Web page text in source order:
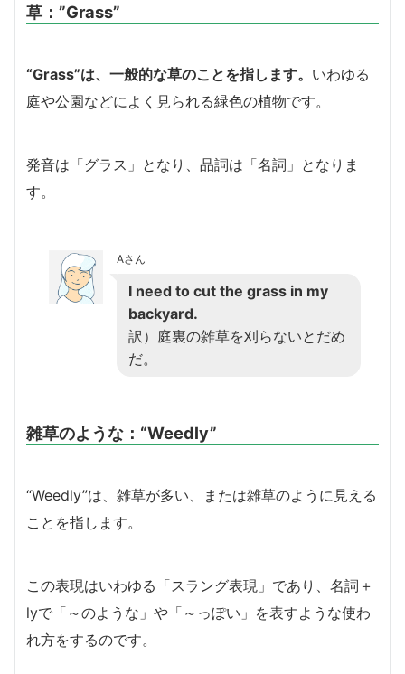
草 ：”Grass”
“Grass”は、一般的な草のことを指します。 いわゆる
庭や公園などによく見られる緑色の植物です。
発音は「グラス」となり、品詞は「名詞」となりま
す。
Aさん
I need to cut the grass in my
backyard.
訳）庭裏の雑草を刈らないとだめ
だ。
雑草のような： “Weedly”
“Weedly”は、雑草が多い、または雑草のように見える
ことを指します。
この表現はいわゆる「スラング表現」であり、名詞＋
lyで「～のような」や「～っぽい」を表すような使わ
れ方をするのです。